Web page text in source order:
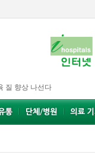
질 향상 나선다